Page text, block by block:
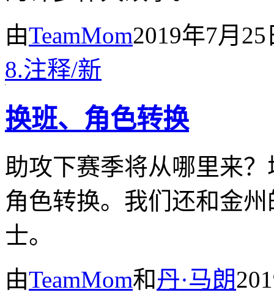
由TeamMom2019年7月25
8.注释/新
换班、角色转换
助攻下赛季将从哪里来
角色转换。我们还和金
士。
由TeamMom和丹·马朗